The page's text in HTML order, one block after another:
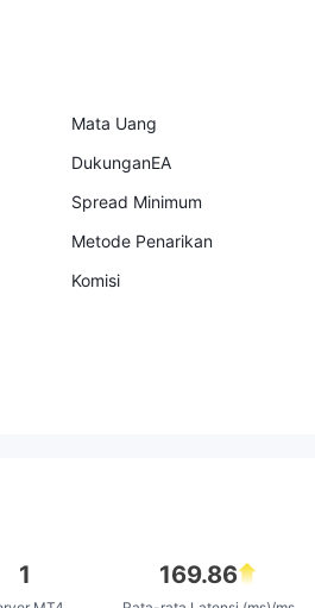
Mata Uang
DukunganEA
Spread Minimum
Metode Penarikan
Komisi
1 169.86